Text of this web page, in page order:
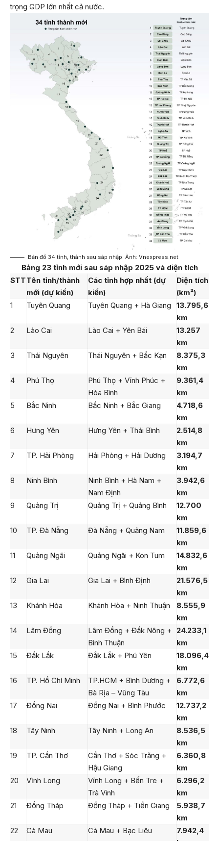
trọng GDP lớn nhất cả nước.
Bản đồ 34 tỉnh, thành sau sáp nhập. Ảnh: Vnexpress.net
Bảng 23 tỉnh mới sau sáp nhập 2025 và diện tích
STTTên tỉnh/thành
mới (dự kiến)
Các tỉnh hợp nhất (dự
kiến)
Diện tích
(km²)
1
Tuyên Quang Tuyên Quang + Hà Giang
13.795,6
km
2
Lào Cai Lào Cai + Yên Bái
13.257
km
3
Thái Nguyên Thái Nguyên + Bắc Kạn
8.375,3
km
4
Phú Thọ
Phú Thọ + Vĩnh Phúc +
Hòa Bình
9.361,4
km
5
Bắc Ninh Bắc Ninh + Bắc Giang
4.718,6
km
6
Hưng Yên Hưng Yên + Thái Bình
2.514,8
km
7
TP. Hải Phòng Hải Phòng + Hải Dương
3.194,7
km
8
Ninh Bình
Ninh Bình + Hà Nam +
Nam Định
3.942,6
km
9
Quảng Trị Quảng Trị + Quảng Bình
12.700
km
10
TP. Đà Nẵng Đà Nẵng + Quảng Nam
11.859,6
km
11
Quảng Ngãi Quảng Ngãi + Kon Tum
14.832,6
km
12
Gia Lai Gia Lai + Bình Định
21.576,5
km
13
Khánh Hòa Khánh Hòa + Ninh Thuận
8.555,9
km
14
Lâm Đồng
Lâm Đồng + Đắk Nông +
Bình Thuận
24.233,1
km
15
Đắk Lắk Đắk Lắk + Phú Yên
18.096,4
km
16
TP. Hồ Chí Minh
TP.HCM + Bình Dương +
Bà Rịa – Vũng Tàu
6.772,6
km
17
Đồng Nai Đồng Nai + Bình Phước
12.737,2
km
18
Tây Ninh Tây Ninh + Long An
8.536,5
km
19
TP. Cần Thơ
Cần Thơ + Sóc Trăng +
Hậu Giang
6.360,8
km
20
Vĩnh Long
Vĩnh Long + Bến Tre +
Trà Vinh
6.296,2
km
21
Đồng Tháp Đồng Tháp + Tiền Giang
5.938,7
km
22
Cà Mau Cà Mau + Bạc Liêu
7.942,4